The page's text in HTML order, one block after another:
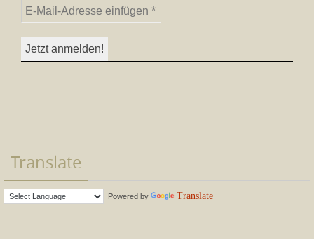
Translate
Powered by Translate